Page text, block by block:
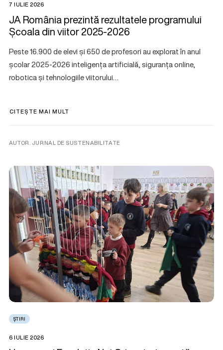
7 IULIE 2026
JA România prezintă rezultatele programului
Școala din viitor 2025-2026
Peste 16.900 de elevi și 650 de profesori au explorat în anul
școlar 2025-2026 inteligența artificială, siguranța online,
robotica și tehnologiile viitorului…
CITEȘTE MAI MULT
AUTOR. JURNAL DE SUSTENABILITATE
ȘTIRI
6 IULIE 2026